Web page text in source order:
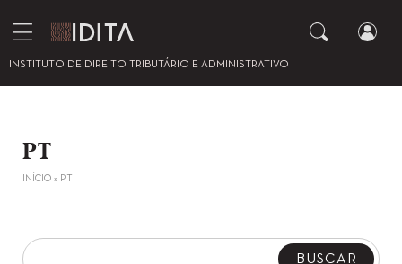
INSTITUTO DE DIREITO TRIBUTÁRIO E ADMINISTRATIVO
PT
INÍCIO » PT